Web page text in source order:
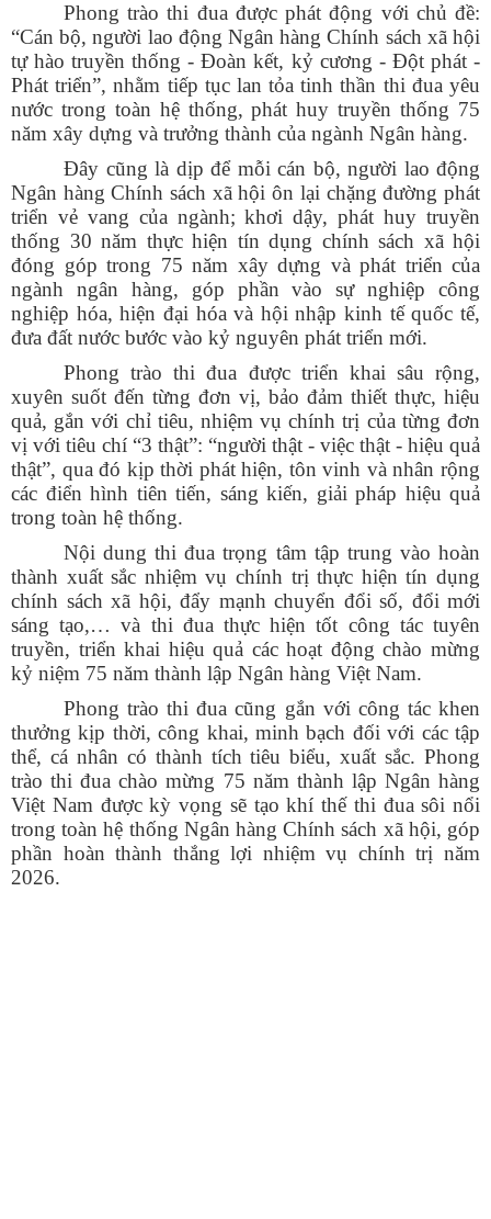
Phong trào thi đua được phát động với chủ đề:
“Cán bộ, người lao động Ngân hàng Chính sách xã hội
tự hào truyền thống - Đoàn kết, kỷ cương - Đột phát -
Phát triển”, nhằm tiếp tục lan tỏa tinh thần thi đua yêu
nước trong toàn hệ thống, phát huy truyền thống 75
năm xây dựng và trưởng thành của ngành Ngân hàng.
Đây cũng là dịp để mỗi cán bộ, người lao động
Ngân hàng Chính sách xã hội ôn lại chặng đường phát
triển vẻ vang của ngành; khơi dậy, phát huy truyền
thống 30 năm thực hiện tín dụng chính sách xã hội
đóng góp trong 75 năm xây dựng và phát triển của
ngành ngân hàng, góp phần vào sự nghiệp công
nghiệp hóa, hiện đại hóa và hội nhập kinh tế quốc tế,
đưa đất nước bước vào kỷ nguyên phát triển mới.
Phong trào thi đua được triển khai sâu rộng,
xuyên suốt đến từng đơn vị, bảo đảm thiết thực, hiệu
quả, gắn với chỉ tiêu, nhiệm vụ chính trị của từng đơn
vị với tiêu chí “3 thật”: “người thật - việc thật - hiệu quả
thật”, qua đó kịp thời phát hiện, tôn vinh và nhân rộng
các điển hình tiên tiến, sáng kiến, giải pháp hiệu quả
trong toàn hệ thống.
Nội dung thi đua trọng tâm tập trung vào hoàn
thành xuất sắc nhiệm vụ chính trị thực hiện tín dụng
chính sách xã hội, đẩy mạnh chuyển đổi số, đổi mới
sáng tạo,… và thi đua thực hiện tốt công tác tuyên
truyền, triển khai hiệu quả các hoạt động chào mừng
kỷ niệm 75 năm thành lập Ngân hàng Việt Nam.
Phong trào thi đua cũng gắn với công tác khen
thưởng kịp thời, công khai, minh bạch đối với các tập
thể, cá nhân có thành tích tiêu biểu, xuất sắc. Phong
trào thi đua chào mừng 75 năm thành lập Ngân hàng
Việt Nam được kỳ vọng sẽ tạo khí thế thi đua sôi nổi
trong toàn hệ thống Ngân hàng Chính sách xã hội, góp
phần hoàn thành thắng lợi nhiệm vụ chính trị năm
2026.